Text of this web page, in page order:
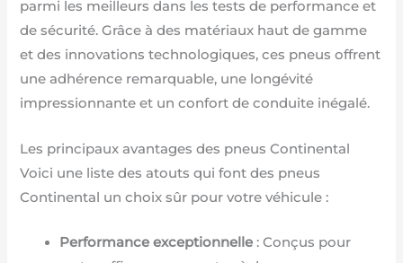
parmi les meilleurs dans les tests de performance et
de sécurité. Grâce à des matériaux haut de gamme
et des innovations technologiques, ces pneus offrent
une adhérence remarquable, une longévité
impressionnante et un confort de conduite inégalé.
Les principaux avantages des pneus Continental
Voici une liste des atouts qui font des pneus
Continental un choix sûr pour votre véhicule :
Performance exceptionnelle : Conçus pour